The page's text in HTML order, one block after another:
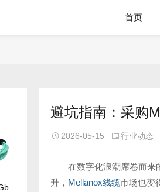
首页
避坑指南：采购
2026-05-15 行业动态
在数字化浪潮席卷而来
升， Mellanox线缆市场也变